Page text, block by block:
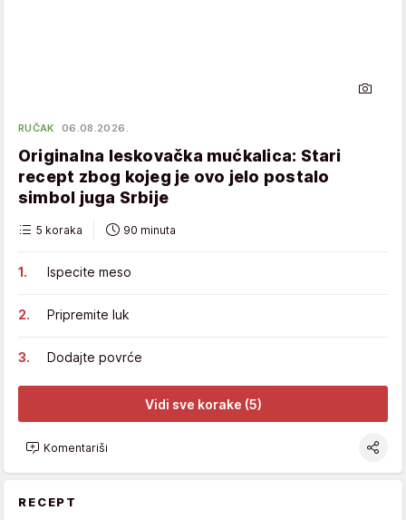
RUČAK 06.08.2026.
Originalna leskovačka mućkalica: Stari
recept zbog kojeg je ovo jelo postalo
simbol juga Srbije
5 koraka 90 minuta
Ispecite meso
Pripremite luk
Dodajte povrće
Vidi sve korake (5)
Komentariši
RECEPT